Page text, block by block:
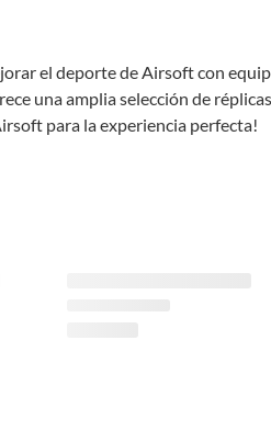
el deporte de Airsoft con
una amplia selección de
para la experiencia perfecta!